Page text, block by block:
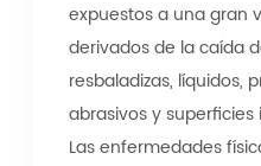
expuestos a una gran
derivados de la caída
resbaladizas, líquidos,
abrasivos y
Las enfermedades